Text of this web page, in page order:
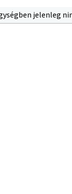
jelenleg